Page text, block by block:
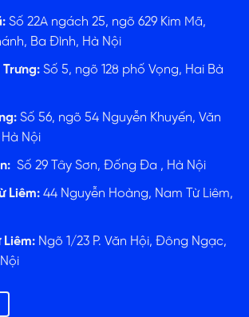
Số 22A ngách 25, ngõ 629 Kim Mã,
Ba Đình, Hà Nội
Số 5, ngõ 128 phố Vọng, Hai Bà
Số 56, ngõ 54 Nguyễn Khuyến, Văn
Nội
Số 29 Tây Sơn, Đống Đa , Hà Nội
Liêm: 44 Nguyễn Hoàng, Nam Từ Liêm,
Liêm: Ngõ 1/23 P. Văn Hội, Đông Ngạc,